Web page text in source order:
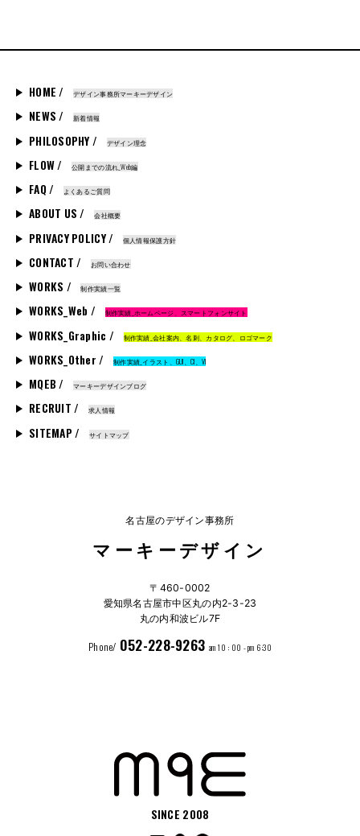
HOME / デザイン事務所マーキーデザイン
NEWS / 新着情報
PHILOSOPHY / デザイン理念
FLOW / 公開までの流れ_Web編
FAQ / よくあるご質問
ABOUT US / 会社概要
PRIVACY POLICY / 個人情報保護方針
CONTACT / お問い合わせ
WORKS / 制作実績一覧
WORKS_Web / 制作実績_ホームページ、スマートフォンサイト
WORKS_Graphic / 制作実績_会社案内、名刺、カタログ、ロゴマーク
WORKS_Other / 制作実績_イラスト、GUI、CI、VI
MQEB / マーキーデザインブログ
RECRUIT / 求人情報
SITEMAP / サイトマップ
名古屋のデザイン事務所
マーキーデザイン
〒460-0002
愛知県名古屋市中区丸の内2-3-23
丸の内和波ビル7F
Phone/ 052-228-9263 am 10 : 00 - pm 6:30
SINCE 2008